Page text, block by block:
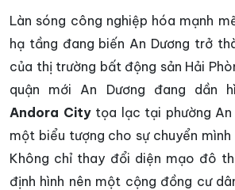
Làn sóng công nghiệp hóa mạnh
hạ tầng đang biến An Dương trở
của thị trường bất động sản Hải
quận mới An Dương đang dần
Andora Citytọa lạc tại phường An
một biểu tượng cho sự chuyển
Không chỉ thay đổi diện mạo đô
định hình nên một cộng đồng cư